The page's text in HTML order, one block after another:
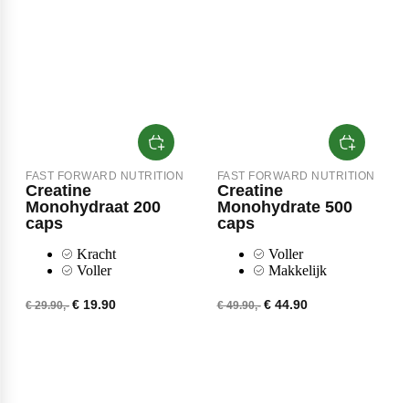
FAST FORWARD NUTRITION
Creatine
Monohydraat 200
caps
Kracht
Voller
€ 29.90,- € 19.90
FAST FORWARD NUTRITION
Creatine
Monohydrate 500
caps
Voller
Makkelijk
€ 49.90,- € 44.90